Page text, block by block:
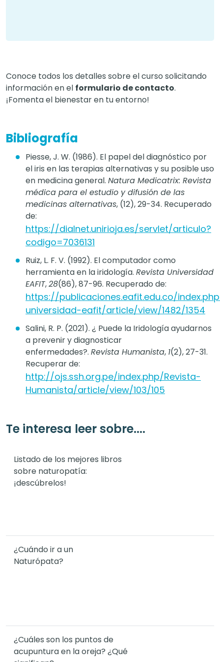
Conoce todos los detalles sobre el curso solicitando
información en el formulario de contacto.
¡Fomenta el bienestar en tu entorno!
Bibliografía
Piesse, J. W. (1986). El papel del diagnóstico por
el iris en las terapias alternativas y su posible uso
en medicina general. Natura Medicatrix: Revista
médica para el estudio y difusión de las
medicinas alternativas, (12), 29-34. Recuperado
de:
https://dialnet.unirioja.es/servlet/articulo?
codigo=7036131
Ruiz, L. F. V. (1992). El computador como
herramienta en la iridología. Revista Universidad
EAFIT,28(86), 87-96. Recuperado de:
https://publicaciones.eafit.edu.co/
universidad-eafit/article/view/1482/1354
Salini, R. P. (2021). ¿ Puede la Iridología ayudarnos
a prevenir y diagnosticar
enfermedades?. Revista Humanista, 1(2), 27-31.
Recuperar de:
http://ojs.ssh.org.pe/index.php/Revista-
Humanista/article/view/103/105
Te interesa leer sobre....
Listado de los mejores libros
sobre naturopatía:
¡descúbrelos!
¿Cuándo ir a un
Naturópata?
¿Cuáles son los puntos de
acupuntura en la oreja? ¿Qué